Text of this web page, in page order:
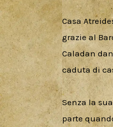
Casa
grazie al
Caladan
caduta di
Senza la
parte